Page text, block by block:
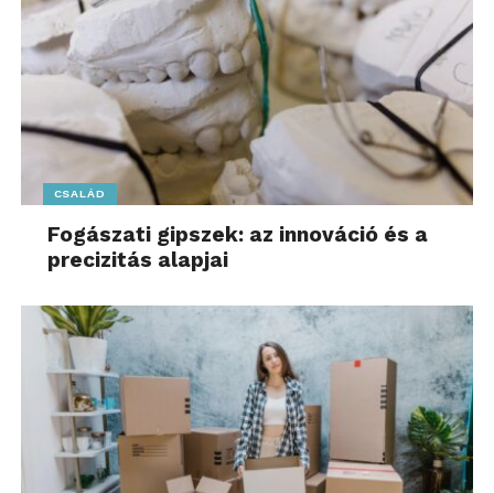
CSALÁD
Fogászati gipszek: az innováció és a
precizitás alapjai